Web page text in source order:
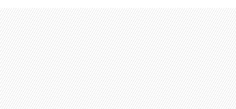
Skip to main content